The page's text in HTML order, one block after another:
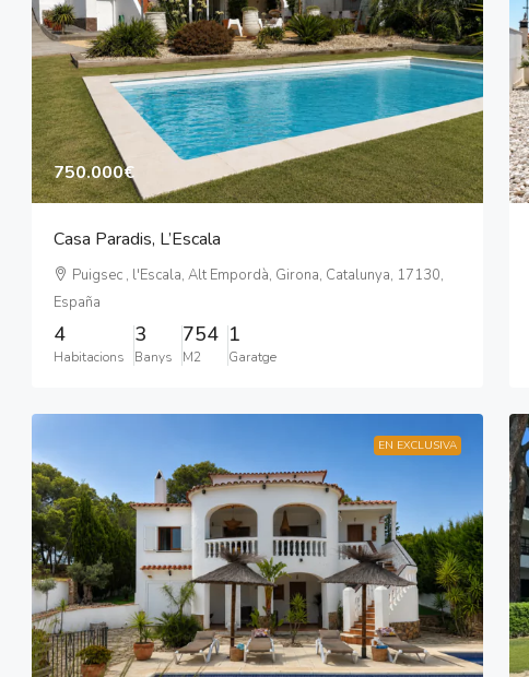
750.000€
Casa Paradis, L’Escala
Puigsec , l'Escala, Alt Empordà, Girona, Catalunya, 17130,
España
4
Habitacions
3
Banys
754
M2
1
Garatge
EN EXCLUSIVA